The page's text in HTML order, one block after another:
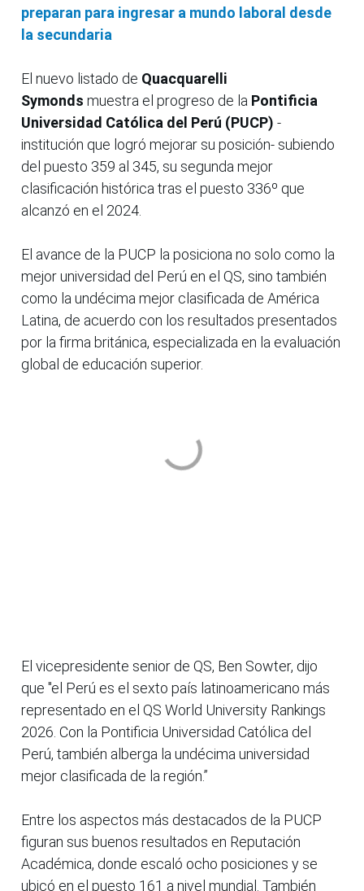
preparan para ingresar a mundo laboral desde
la secundaria
El nuevo listado de Quacquarelli
Symonds muestra el progreso de la Pontificia
Universidad Católica del Perú (PUCP) -
institución que logró mejorar su posición- subiendo
del puesto 359 al 345, su segunda mejor
clasificación histórica tras el puesto 336º que
alcanzó en el 2024.
El avance de la PUCP la posiciona no solo como la
mejor universidad del Perú en el QS, sino también
como la undécima mejor clasificada de América
Latina, de acuerdo con los resultados presentados
por la firma británica, especializada en la evaluación
global de educación superior.
El vicepresidente senior de QS, Ben Sowter, dijo
que "el Perú es el sexto país latinoamericano más
representado en el QS World University Rankings
2026. Con la Pontificia Universidad Católica del
Perú, también alberga la undécima universidad
mejor clasificada de la región.”
Entre los aspectos más destacados de la PUCP
figuran sus buenos resultados en Reputación
Académica, donde escaló ocho posiciones y se
ubicó en el puesto 161 a nivel mundial. También